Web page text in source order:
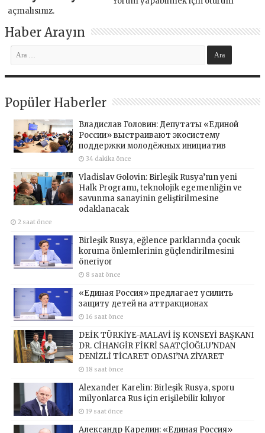
açmalısınız.
Haber Arayın
Popüler Haberler
Владислав Головин: Депутаты «Единой
России» выстраивают экосистему
поддержки молодёжных инициатив
34 dakika önce
Vladislav Golovin: Birleşik Rusya’nın yeni
Halk Programı, teknolojik egemenliğin ve
savunma sanayinin geliştirilmesine
odaklanacak
2 saat önce
Birleşik Rusya, eğlence parklarında çocuk
koruma önlemlerinin güçlendirilmesini
öneriyor
8 saat önce
«Единая Россия» предлагает усилить
защиту детей на аттракционах
16 saat önce
DEİK TÜRKİYE-MALAVİ İŞ KONSEYİ BAŞKANI
DR. CİHANGİR FİKRİ SAATÇİOĞLU’NDAN
DENİZLİ TİCARET ODASI’NA ZİYARET
18 saat önce
Alexander Karelin: Birleşik Rusya, sporu
milyonlarca Rus için erişilebilir kılıyor
19 saat önce
Александр Карелин: «Единая Россия»